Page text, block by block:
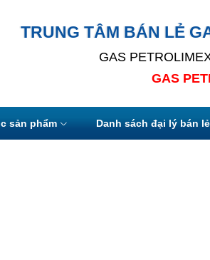
TRUNG TÂM BÁN LẺ
GAS
GAS
sản phẩm Danh sách đại lý bán lẻ